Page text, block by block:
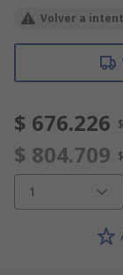
Volver a
$ 676.226
$ 804.709
1